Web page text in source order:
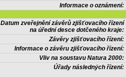
Informace o oznámení:
Datum zveřejnění závěrů zjišťovacího řízení
na úřední desce dotčeného kraje:
Závěry zjišťovacího řízení:
Informace o závěru zjišťovacího řízení:
Vliv na soustavu Natura 2000:
Úřady následných řízení: